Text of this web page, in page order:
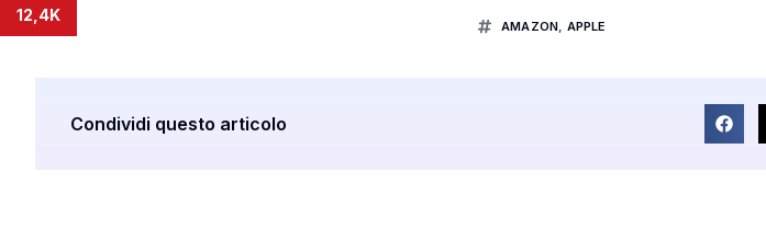
12,4K
AMAZON APPLE
Condividi questo articolo